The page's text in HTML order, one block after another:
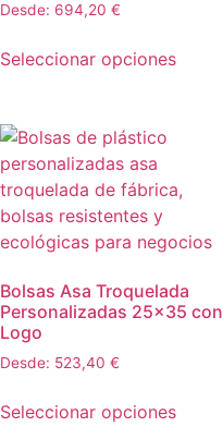
Desde: 694,20 €
Seleccionar opciones
Bolsas Asa Troquelada
Personalizadas 25×35 con
Logo
Desde: 523,40 €
Seleccionar opciones